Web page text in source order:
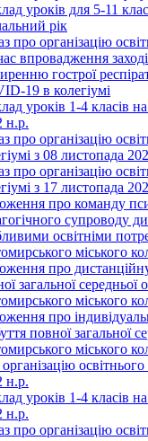
уроків для 5-11
рік
про організацію
впровадження
гострої
19 в колегіумі
уроків 1-4 класів
н.р.
про організацію
з 08 листопада
про організацію
з 17 листопада
про команду
супроводу
освітніми
міського
про
загальної середньої
міського
про
повної загальної
міського
н.р.
уроків 1-4 класів
н.р.
про організацію